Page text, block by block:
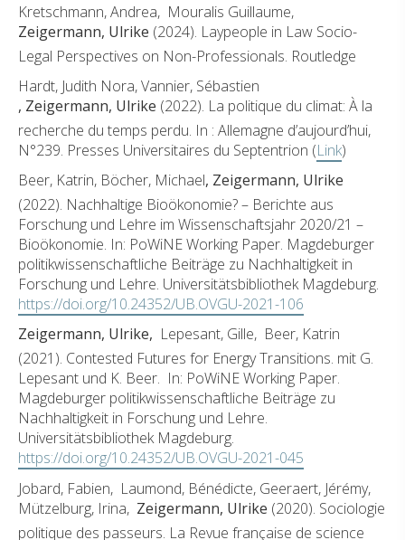
Kretschmann, Andrea, Mouralis Guillaume,
Zeigermann, Ulrike (2024). Laypeople in Law Socio-
Legal Perspectives on Non-Professionals. Routledge
Hardt, Judith Nora, Vannier, Sébastien
, Zeigermann, Ulrike (2022). La politique du climat: À la
recherche du temps perdu. In : Allemagne d’aujourd’hui,
N°239. Presses Universitaires du Septentrion (Link)
Beer, Katrin, Böcher, Michael, Zeigermann, Ulrike
(2022). Nachhaltige Bioökonomie? – Berichte aus
Forschung und Lehre im Wissenschaftsjahr 2020/21 –
Bioökonomie. In: PoWiNE Working Paper. Magdeburger
politikwissenschaftliche Beiträge zu Nachhaltigkeit in
Forschung und Lehre. Universitätsbibliothek Magdeburg.
https://doi.org/10.24352/UB.OVGU-2021-106
Zeigermann, Ulrike, Lepesant, Gille, Beer, Katrin
(2021). Contested Futures for Energy Transitions. mit G.
Lepesant und K. Beer. In: PoWiNE Working Paper.
Magdeburger politikwissenschaftliche Beiträge zu
Nachhaltigkeit in Forschung und Lehre.
Universitätsbibliothek Magdeburg.
https://doi.org/10.24352/UB.OVGU-2021-045
Jobard, Fabien, Laumond, Bénédicte, Geeraert, Jérémy,
Mützelburg, Irina, Zeigermann, Ulrike (2020). Sociologie
politique des passeurs. La Revue française de science